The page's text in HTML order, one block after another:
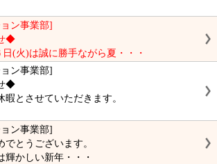
ン事業部]
◆
(火)は誠に勝手ながら夏・・・
ン事業部]
◆
とさせていただきます。
ン事業部]
とうございます。
輝かしい新年・・・